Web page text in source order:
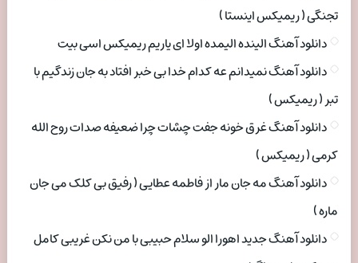
تجنگی ( ریمیکس اینستا )
دانلود آهنگ الینده الیمده اولا ای یاریم ریمیکس اسی بیت
دانلود آهنگ نمیدانم عه کدام خدا بی خبر افتاد به جان زندگیم با
تبر ( ریمیکس )
دانلود آهنگ غرق خونه جفت چشات چرا ضعیفه صدات روح الله
کرمی ( ریمیکس )
دانلود آهنگ مه جان مار از فاطمه عطایی ( رفیق بی کلک می جان
ماره )
دانلود آهنگ جدید اهورا الو سلام حبیبی با من نکن غریبی کامل